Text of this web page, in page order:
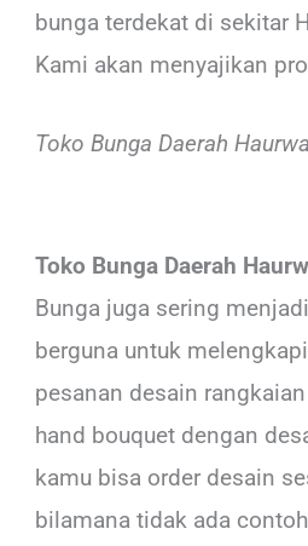
bunga terdekat di sekitar
Kami akan menyajikan
Toko Bunga Daerah
Toko Bunga Daerah
Bunga juga sering
berguna untuk
pesanan desain
hand bouquet dengan
kamu bisa order desain
bilamana tidak ada